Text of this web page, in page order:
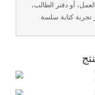
أو دفتر الطالب،